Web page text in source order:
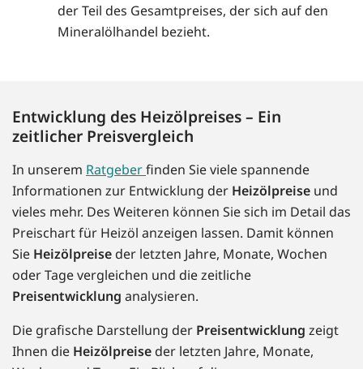
der Teil des Gesamtpreises, der sich auf den
Mineralölhandel bezieht.
Entwicklung des Heizölpreises – Ein
zeitlicher Preisvergleich
In unserem Ratgeberfinden Sie viele spannende
Informationen zur Entwicklung der Heizölpreise und
vieles mehr. Des Weiteren können Sie sich im Detail das
Preischart für Heizöl anzeigen lassen. Damit können
Sie Heizölpreise der letzten Jahre, Monate, Wochen
oder Tage vergleichen und die zeitliche
Preisentwicklung analysieren.
Die grafische Darstellung der Preisentwicklung zeigt
Ihnen die Heizölpreise der letzten Jahre, Monate,